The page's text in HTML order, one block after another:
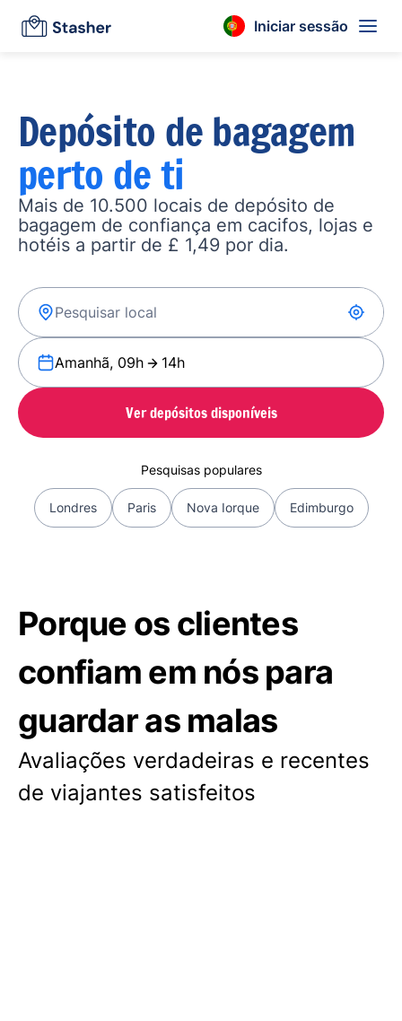
Iniciar sessão
Depósito de bagagem
perto de ti
Mais de 10.500 locais de depósito de
bagagem de confiança em cacifos, lojas e
hotéis a partir de £ 1,49 por dia.
Amanhã, 09h 14h
Ver depósitos disponíveis
Pesquisas populares
Londres Paris Nova Iorque Edimburgo
Porque os clientes
confiam em nós para
guardar as malas
Avaliações verdadeiras e recentes
de viajantes satisfeitos